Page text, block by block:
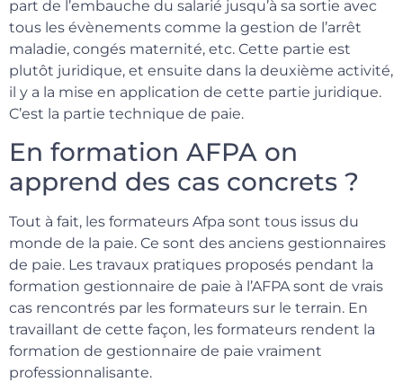
part de l’embauche du salarié jusqu’à sa sortie avec
tous les évènements comme la gestion de l’arrêt
maladie, congés maternité, etc. Cette partie est
plutôt juridique, et ensuite dans la deuxième activité,
il y a la mise en application de cette partie juridique.
C’est la partie technique de paie.
En formation AFPA on
apprend des cas concrets ?
Tout à fait, les formateurs Afpa sont tous issus du
monde de la paie. Ce sont des anciens gestionnaires
de paie. Les travaux pratiques proposés pendant la
formation gestionnaire de paie à l’AFPA sont de vrais
cas rencontrés par les formateurs sur le terrain. En
travaillant de cette façon, les formateurs rendent la
formation de gestionnaire de paie vraiment
professionnalisante.